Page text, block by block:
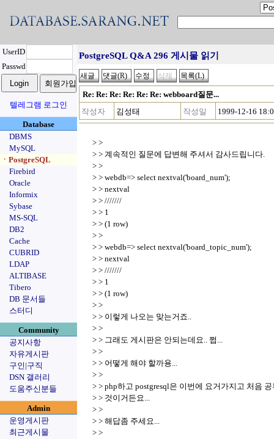
UserID
Passwd
텔레그램 로그인
Database
DBMS
MySQL
ㆍPostgreSQL
Firebird
Oracle
Informix
Sybase
MS-SQL
DB2
Cache
CUBRID
LDAP
ALTIBASE
Tibero
DB 문서들
스터디
Community
공지사항
자유게시판
구인|구직
DSN 갤러리
도움주신분들
Admin
운영게시판
최근게시물
PostgreSQL Q&A 296 게시물 읽기
Re: Re: Re: Re: Re: Re: webboard질문...
작성자
김성태 작성일 1999-12-16
> >
> > 계속적인 질문에 답변해 주셔서 감사드립니다.
> >
> > webdb=> select nextval('board_num');
> > nextval
> > ///////
> > 1
> > (1 row)
> >
> > webdb=> select nextval('board_topic_num');
> > nextval
> > ///////
> > 1
> > (1 row)
> >
> > 이렇게 나오는 맞는거죠..
> >
> > 그래도 게시판은 안되는데요.. 쩝...
> >
> > 어떻게 해야 할까용...
> >
> > php하고 postgresql은 이번에 요거가지고 처음
> > 것이거든요...
> >
> > 해답좀 주세요...
> >